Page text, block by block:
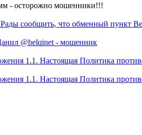
- осторожно мошенники!!!
Рады сообщить, что обменный пункт
@belqinet - мошенник
1.1. Настоящая Политика
1.1. Настоящая Политика